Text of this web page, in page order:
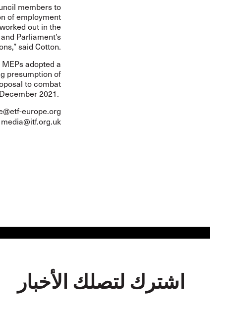
members to
of employment
out in the
Parliament’s
said Cotton.
adopted a
presumption of
to combat
2021.
europe.org
media@itf.org.uk
اشترك لتصلك الأخبار